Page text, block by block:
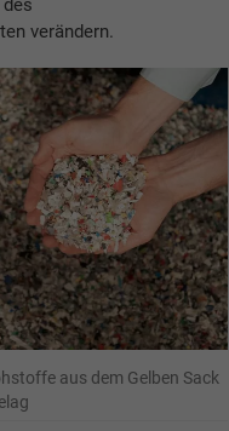
verändern.
aus dem Gelben Sack